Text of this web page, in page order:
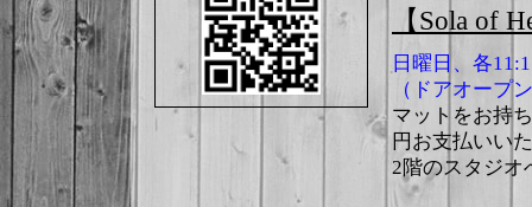
【Sola of
日曜日、各
（ドアオープ
マットをお持
円お支払いい
2階のスタジオ